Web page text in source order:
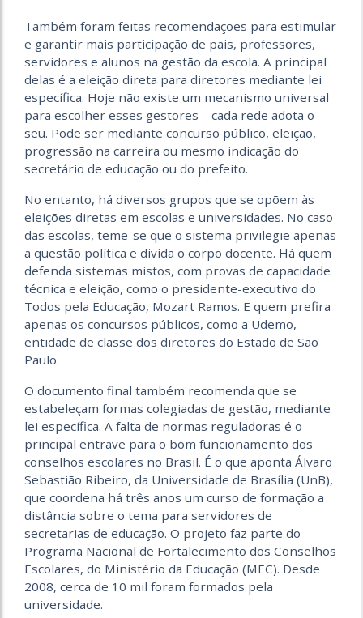
Também foram feitas recomendações para estimular
e garantir mais participação de pais, professores,
servidores e alunos na gestão da escola. A principal
delas é a eleição direta para diretores mediante lei
específica. Hoje não existe um mecanismo universal
para escolher esses gestores – cada rede adota o
seu. Pode ser mediante concurso público, eleição,
progressão na carreira ou mesmo indicação do
secretário de educação ou do prefeito.
No entanto, há diversos grupos que se opõem às
eleições diretas em escolas e universidades. No caso
das escolas, teme-se que o sistema privilegie apenas
a questão política e divida o corpo docente. Há quem
defenda sistemas mistos, com provas de capacidade
técnica e eleição, como o presidente-executivo do
Todos pela Educação, Mozart Ramos. E quem prefira
apenas os concursos públicos, como a Udemo,
entidade de classe dos diretores do Estado de São
Paulo.
O documento final também recomenda que se
estabeleçam formas colegiadas de gestão, mediante
lei específica. A falta de normas reguladoras é o
principal entrave para o bom funcionamento dos
conselhos escolares no Brasil. É o que aponta Álvaro
Sebastião Ribeiro, da Universidade de Brasília (UnB),
que coordena há três anos um curso de formação a
distância sobre o tema para servidores de
secretarias de educação. O projeto faz parte do
Programa Nacional de Fortalecimento dos Conselhos
Escolares, do Ministério da Educação (MEC). Desde
2008, cerca de 10 mil foram formados pela
universidade.